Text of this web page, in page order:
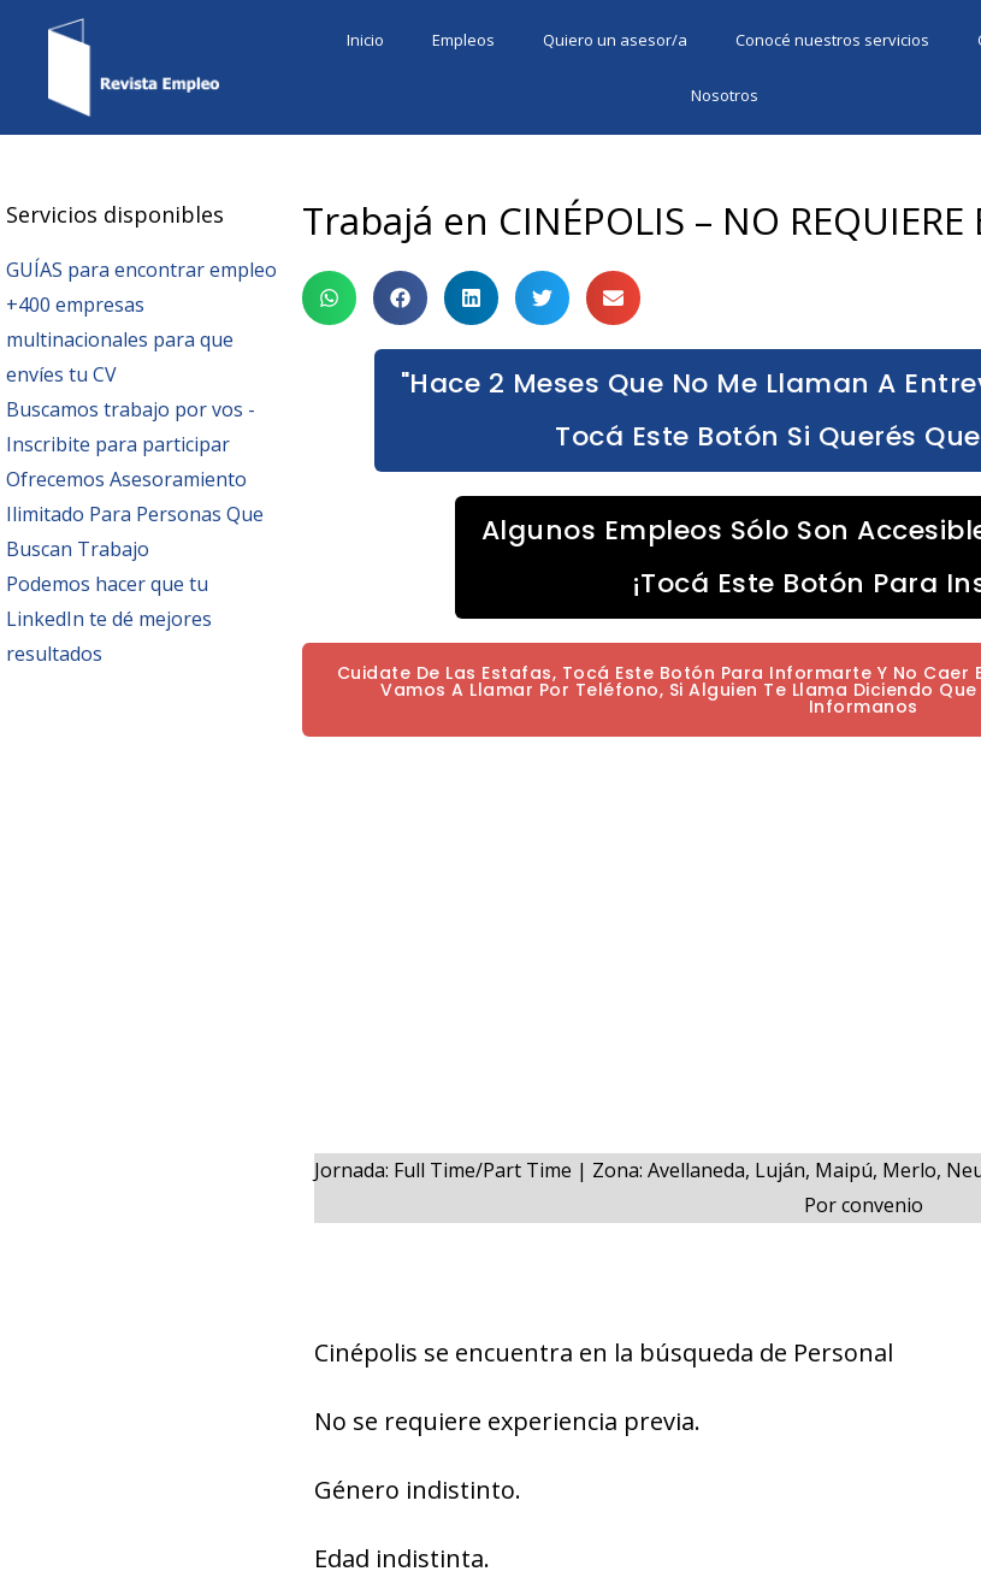
Inicio Empleos Quiero un asesor/a Conocé nuestros servicios
Nosotros
Servicios disponibles
GUÍAS para encontrar empleo
+400 empresas
multinacionales para que
envíes tu CV
Buscamos trabajo por vos -
Inscribite para participar
Ofrecemos Asesoramiento
Ilimitado Para Personas Que
Buscan Trabajo
Podemos hacer que tu
LinkedIn te dé mejores
resultados
Trabajá en CINÉPOLIS – NO REQUIERE
"Hace 2 Meses Que No Me Llaman A
Tocá Este Botón Si Querés
Algunos Empleos Sólo Son
¡Tocá Este Botón Para
Cuidate De Las Estafas, Tocá Este Botón Para Informarte Y No Caer
Vamos A Llamar Por Teléfono, Si Alguien Te Llama Diciendo
Informanos
Jornada: Full Time/Part Time | Zona: Avellaneda, Luján, Maipú, Merlo,
Por convenio
Cinépolis se encuentra en la búsqueda de Personal
No se requiere experiencia previa.
Género indistinto.
Edad indistinta.